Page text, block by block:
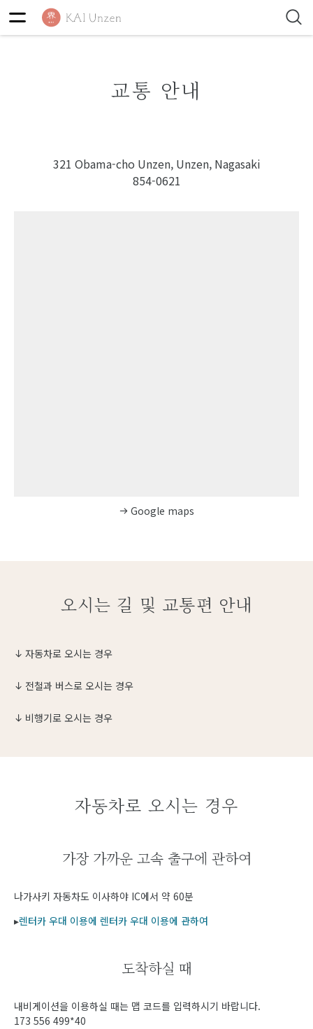
교통 안내
321 Obama-cho Unzen, Unzen, Nagasaki
854-0621
Google maps
오시는 길 및 교통편 안내
자동차로 오시는 경우
전철과 버스로 오시는 경우
비행기로 오시는 경우
자동차로 오시는 경우
가장 가까운 고속 출구에 관하여
나가사키 자동차도 이사하야 IC에서 약 60분
▸렌터카 우대 이용에 렌터카 우대 이용에 관하여
도착하실 때
내비게이션을 이용하실 때는 맵 코드를 입력하시기 바랍니다.
173 556 499*40